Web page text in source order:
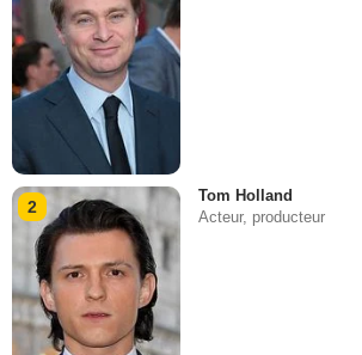
2
Tom Holland
Acteur, producteur